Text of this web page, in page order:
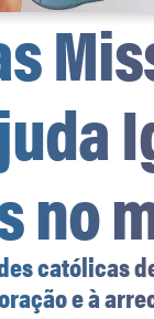
no
católicas
e à